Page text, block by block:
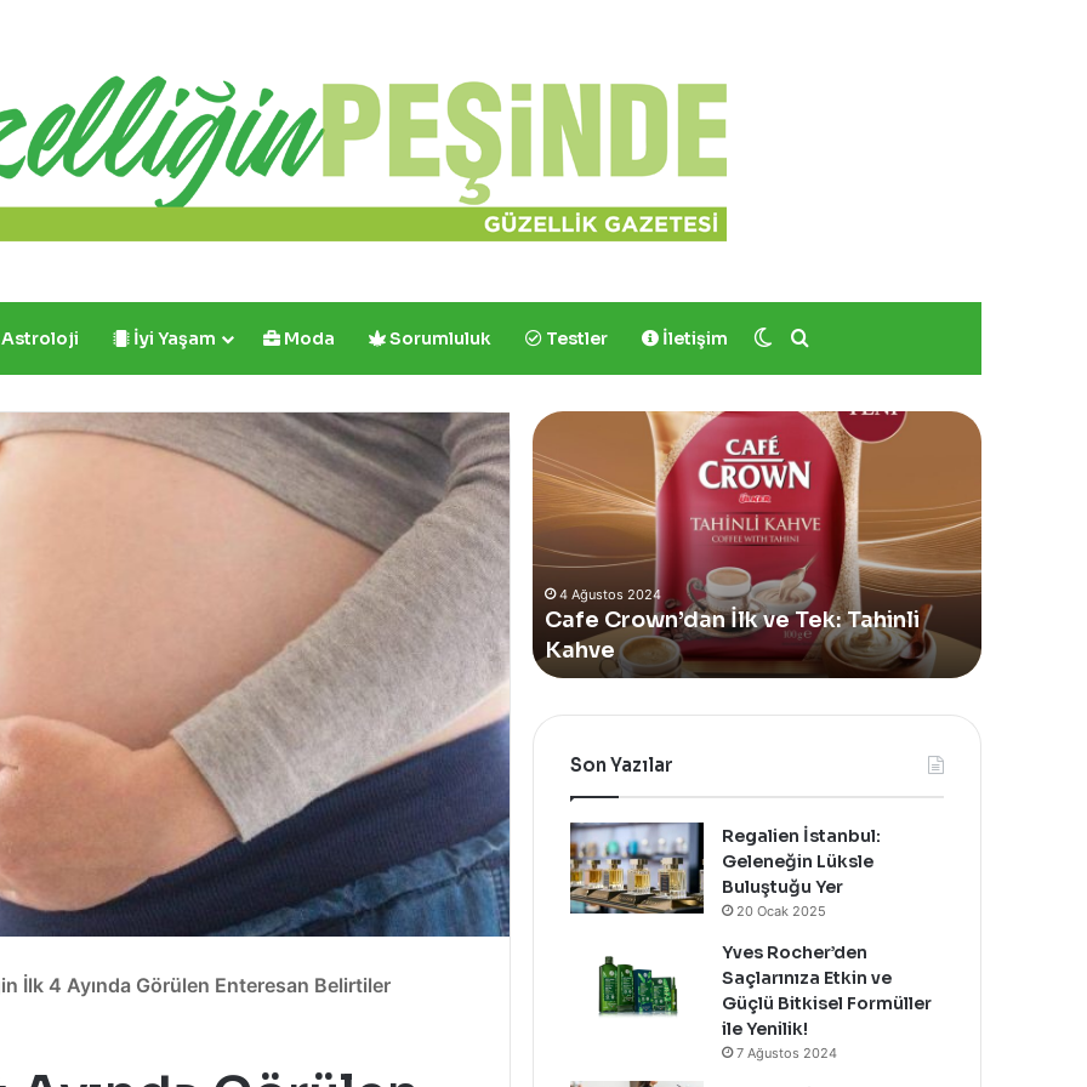
İyi Yaşam Moda Sorumluluk Testler İletişim Dış görünümü değiştir
Arama yap ...
İlk 4 Ayında Görülen Enteresan Belirtiler
Üçlüsü Golden
Cafe
Crown’dan
İlk
ve
4 Ağustos 2024
Cafe Crown’dan İlk ve Tek: Tahinli
Kahve
Yves
Rocher,
Momo
Bodrum’da
Yer
Alan
Yeni
Summer
Pop-
Up
Mağazasını
Kutladı!
4 Ağustos 2024
Yves Rocher, Momo Bodrum’da
Alan Yeni Summer Pop-Up
Özel Bir Davet İle Kutladı!
Son Yazılar
Regalien İstanbul:
Geleneğin Lüksle
Buluştuğu Yer
20 Ocak 2025
Yves Rocher’den
Saçlarınıza Etkin ve
Güçlü Bitkisel Formüller
ile Yenilik!
7 Ağustos 2024